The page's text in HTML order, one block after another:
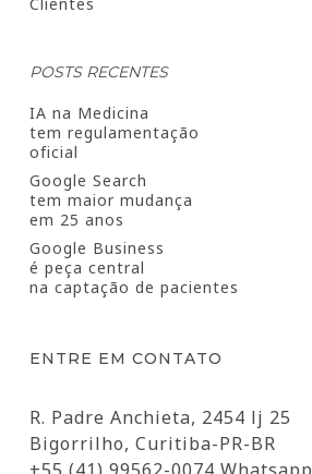
POSTS RECENTES
IA na Medicina
tem regulamentação
oficial
Google Search
tem maior mudança
em 25 anos
Google Business
é peça central
na captação de pacientes
ENTRE EM CONTATO
R. Padre Anchieta, 2454 lj 25
Bigorrilho, Curitiba-PR-BR